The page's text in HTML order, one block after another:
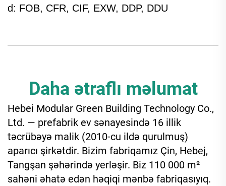
d: FOB, CFR, CIF, EXW, DDP, DDU
Daha ətraflı məlumat
Hebei Modular Green Building Technology Co.,
Ltd. — prefabrik ev sənayesində 16 illik
təcrübəyə malik (2010-cu ildə qurulmuş)
aparıcı şirkətdir. Bizim fabriqamız Çin, Hebej,
Tangşan şəhərində yerləşir. Biz 110 000 m²
sahəni əhatə edən həqiqi mənbə fabriqasıyıq.